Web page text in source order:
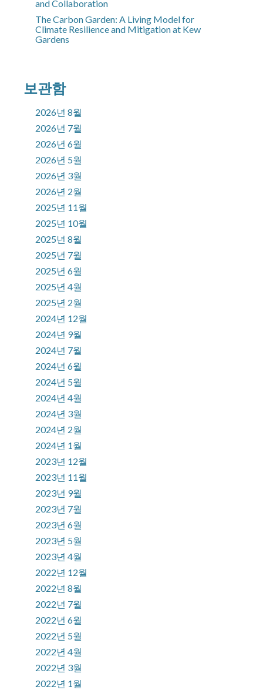
and Collaboration
The Carbon Garden: A Living Model for
Climate Resilience and Mitigation at Kew
Gardens
보관함
2026년 8월
2026년 7월
2026년 6월
2026년 5월
2026년 3월
2026년 2월
2025년 11월
2025년 10월
2025년 8월
2025년 7월
2025년 6월
2025년 4월
2025년 2월
2024년 12월
2024년 9월
2024년 7월
2024년 6월
2024년 5월
2024년 4월
2024년 3월
2024년 2월
2024년 1월
2023년 12월
2023년 11월
2023년 9월
2023년 7월
2023년 6월
2023년 5월
2023년 4월
2022년 12월
2022년 8월
2022년 7월
2022년 6월
2022년 5월
2022년 4월
2022년 3월
2022년 1월